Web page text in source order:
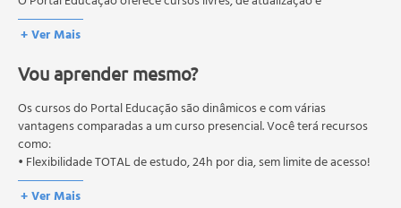
Preparação da pele para o bronzeamento a jato
Esfoliação corporal
O funcionamento do bronzeamento a jato
Materiais e aparelhos utilizados para o bronzeamento
Passo a passo da aplicação
Região anterior
Região posterior
Região lateral
Cuidados após o bronzeamento.
qualificação profissional. São destinados a proporcionar ao
profissional conhecimentos que permitam o desenvolvimento de
O MEC (Ministério da Educação), trata da política nacional de
educação em geral, mas autoriza apenas cursos de graduação e
pós-graduação. Os cursos técnicos e profissionalizantes são
autorizados pelas Secretarias Estaduais de Educação.
+ Ver Mais
Vou aprender mesmo?
Os cursos do Portal Educação são dinâmicos e com várias
vantagens comparadas a um curso presencial. Você terá recursos
como:
• Flexibilidade TOTAL de estudo, 24h por dia, sem limite de acesso!
+ Ver Mais